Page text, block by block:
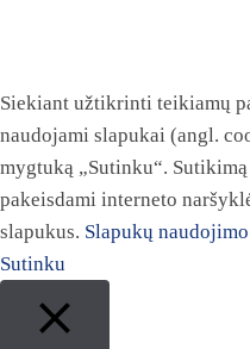
Siekiant užtikrinti teikiamų
naudojami slapukai (angl.
mygtuką „Sutinku“.
pakeisdami interneto
slapukus. Slapukų
Sutinku